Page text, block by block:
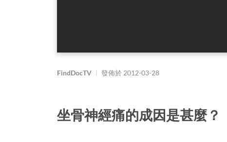
FindDocTV | 發佈於 2012-03-28
坐骨神經痛的成因是甚麼？